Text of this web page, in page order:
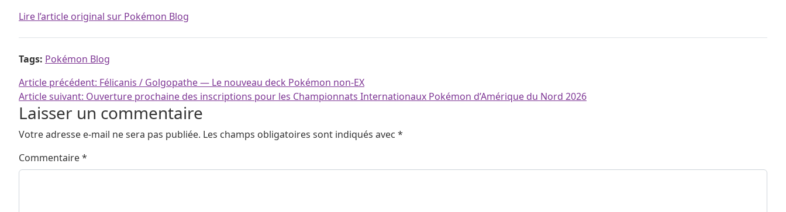
Lire l’article original sur Pokémon Blog
Tags: Pokémon Blog
Navigation de l’article
Article précédent: Félicanis / Golgopathe — Le nouveau deck Pokémon non-EX
Article suivant: Ouverture prochaine des inscriptions pour les Championnats Internationaux Pokémon d’Amérique du Nord 2026
Laisser un commentaire
Votre adresse e-mail ne sera pas publiée. Les champs obligatoires sont indiqués avec *
Commentaire*